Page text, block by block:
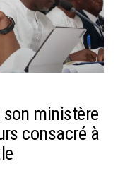
son ministère
consacré à